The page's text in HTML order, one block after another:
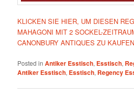
KLICKEN SIE HIER, UM DIESEN
MAHAGONI MIT 2 SOCKEL-
CANONBURY ANTIQUES ZU KAUFEN
Posted in Antiker Esstisch, Esstisch,
Antiker Esstisch, Esstisch, Regency